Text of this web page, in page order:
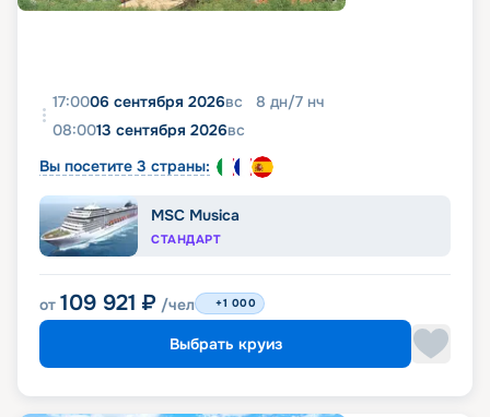
17:0006 сентября 2026вс 8 дн/7 нч
08:0013 сентября 2026вс
Вы посетите 3 страны:
MSC Musica
СТАНДАРТ
от 109 921 ₽ /чел +1 000
Выбрать круиз